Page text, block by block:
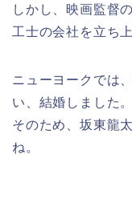
しかし、映画監督
工士の会社を立ち
ニューヨークでは
い、結婚しました。
そのため、坂東龍
ね。